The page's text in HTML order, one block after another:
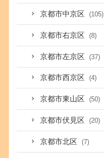
京都市中京区 (105)
京都市右京区 (8)
京都市左京区 (37)
京都市西京区 (4)
京都市東山区 (50)
京都市伏見区 (20)
京都市北区 (7)